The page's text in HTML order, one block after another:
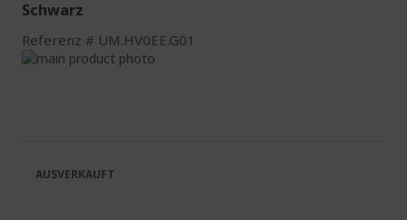
Schwarz
Referenz UM.HV0EE.G01
Zum
AUSVERKAUFT